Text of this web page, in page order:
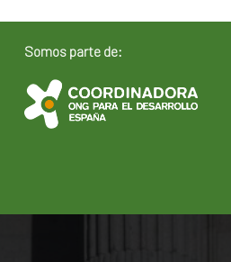
Somos parte de: